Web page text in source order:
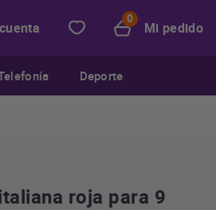
Mi pedido
Deporte
roja para 9